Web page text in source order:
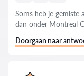
Soms heb je gemiste
dan onder Montreal
Doorgaan naar